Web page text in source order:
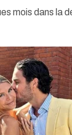
mois dans la